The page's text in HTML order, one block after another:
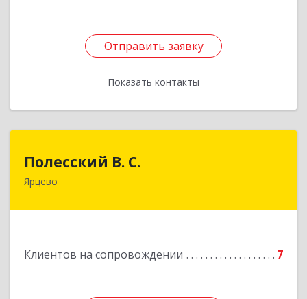
Отправить заявку
Показать контакты
Отправить заявку
Назад
Полесский В. С.
Ярцево
Клиентов на сопровождении 7